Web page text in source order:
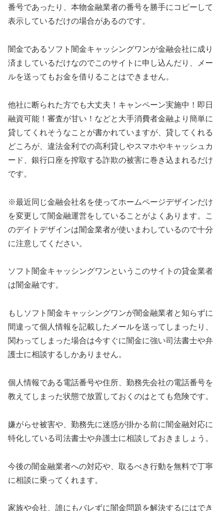
番号であったり、本物金融業者の番号を勝手にコピーして
表示しているだけの場合があるのです。
闇金である ソフト闇金キャッシングワンが金融会社に成り
済ましているだけなのでこのサイトに申し込んだり、メー
ルを送ってもお金を借りることはできません。
他社に断られた方でも大丈夫！キャンペーン実施中！即日
融資可能！審査が甘い！などと大手消費者金融より簡単に
貸してくれそうなことが書かれていますが、貸してくれる
どころが、違法金利での高利貸しやスマホやキャッシュカ
ード、銀行口座を搾取する詐欺の被害に巻き込まれるだけ
です。
※最近同じ金融会社名を使ってホームページデザインだけ
を変更して闇金融運営をしていることがよくあります。こ
のデイトデザインは闇金業者が使いまわしているので十分
に注意してください。
ソフト闇金キャッシングワンというこのサイトの貸金業者
は闇金融です。
もし ソフト闇金キャッシングワンが闇金融業者と知らずに
間違って個人情報を記載したメールを送ってしまったり、
関わってしまった場合は今すぐに闇金に強い司法書士や弁
護士に相談するしかありません。
個人情報である電話番号や住所、勤務先会社の電話番号を
教えてしまった状態で放置しておくのはとても危険です。
嫌がらせ被害や、勤務先に迷惑が掛かる前に闇金融対応に
特化している司法書士や弁護士に相談しておきましょう。
今後の闇金融業者への対応や、取るべき行動を無料で丁寧
に相談に乗ってくれます。
家族や会社、誰にもバレずに闇金問題を解決するにはでき